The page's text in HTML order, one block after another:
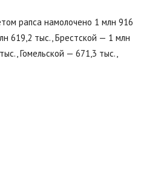
рапса намолочено 1 млн 916
619,2 тыс., Брестской — 1 млн
Гомельской — 671,3 тыс.,